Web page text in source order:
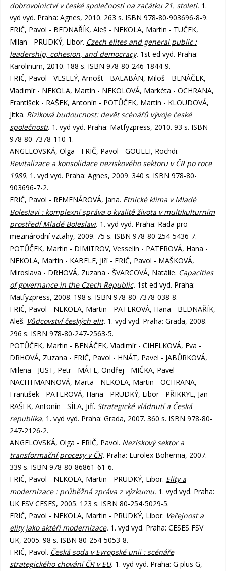
dobrovolnictví v české společnosti na začátku 21. století. 1.
vyd vyd. Praha: Agnes, 2010. 263 s. ISBN 978-80-903696-8-9.
FRIČ, Pavol - BEDNAŘÍK, Aleš - NEKOLA, Martin - TUČEK,
Milan - PRUDKÝ, Libor. Czech elites and general public :
leadership, cohesion, and democracy. 1st ed vyd. Praha:
Karolinum, 2010. 188 s. ISBN 978-80-246-1844-9.
FRIČ, Pavol - VESELÝ, Arnošt - BALABÁN, Miloš - BENÁČEK,
Vladimír - NEKOLA, Martin - NEKOLOVÁ, Markéta - OCHRANA,
František - RAŠEK, Antonín - POTŮČEK, Martin - KLOUDOVÁ,
Jitka. Riziková budoucnost: devět scénářů vývoje české
společnosti. 1. vyd vyd. Praha: Matfyzpress, 2010. 93 s. ISBN
978-80-7378-110-1.
ANGELOVSKÁ, Olga - FRIČ, Pavol - GOULLI, Rochdi.
Revitalizace a konsolidace neziskového sektoru v ČR po roce
1989. 1. vyd vyd. Praha: Agnes, 2009. 340 s. ISBN 978-80-
903696-7-2.
FRIČ, Pavol - REMENÁROVÁ, Jana. Etnické klima v Mladé
Boleslavi : komplexní správa o kvalitě života v multikulturním
prostředí Mladé Boleslavi. 1. vyd vyd. Praha: Rada pro
mezinárodní vztahy, 2009. 75 s. ISBN 978-80-254-5436-7.
POTŮČEK, Martin - DIMITROV, Vesselin - PATEROVÁ, Hana -
NEKOLA, Martin - KABELE, Jiří - FRIČ, Pavol - MAŠKOVÁ,
Miroslava - DRHOVÁ, Zuzana - ŠVARCOVÁ, Natálie. Capacities
of governance in the Czech Republic. 1st ed vyd. Praha:
Matfyzpress, 2008. 198 s. ISBN 978-80-7378-038-8.
FRIČ, Pavol - NEKOLA, Martin - PATEROVÁ, Hana - BEDNAŘÍK,
Aleš. Vůdcovství českých elit. 1. vyd vyd. Praha: Grada, 2008.
296 s. ISBN 978-80-247-2563-5.
POTŮČEK, Martin - BENÁČEK, Vladimír - CIHELKOVÁ, Eva -
DRHOVÁ, Zuzana - FRIČ, Pavol - HNÁT, Pavel - JABŮRKOVÁ,
Milena - JUST, Petr - MÁTL, Ondřej - MIČKA, Pavel -
NACHTMANNOVÁ, Marta - NEKOLA, Martin - OCHRANA,
František - PATEROVÁ, Hana - PRUDKÝ, Libor - PŘIKRYL, Jan -
RAŠEK, Antonín - SÍLA, Jiří. Strategické vládnutí a Česká
republika. 1. vyd vyd. Praha: Grada, 2007. 360 s. ISBN 978-80-
247-2126-2.
ANGELOVSKÁ, Olga - FRIČ, Pavol. Neziskový sektor a
transformační procesy v ČR. Praha: Eurolex Bohemia, 2007.
339 s. ISBN 978-80-86861-61-6.
FRIČ, Pavol - NEKOLA, Martin - PRUDKÝ, Libor. Elity a
modernizace : průběžná zpráva z výzkumu. 1. vyd vyd. Praha:
UK FSV CESES, 2005. 123 s. ISBN 80-254-5029-5.
FRIČ, Pavol - NEKOLA, Martin - PRUDKÝ, Libor. Veřejnost a
elity jako aktéři modernizace. 1. vyd vyd. Praha: CESES FSV
UK, 2005. 98 s. ISBN 80-254-5053-8.
FRIČ, Pavol. Česká soda v Evropské unii : scénáře
strategického chování ČR v EU. 1. vyd vyd. Praha: G plus G,